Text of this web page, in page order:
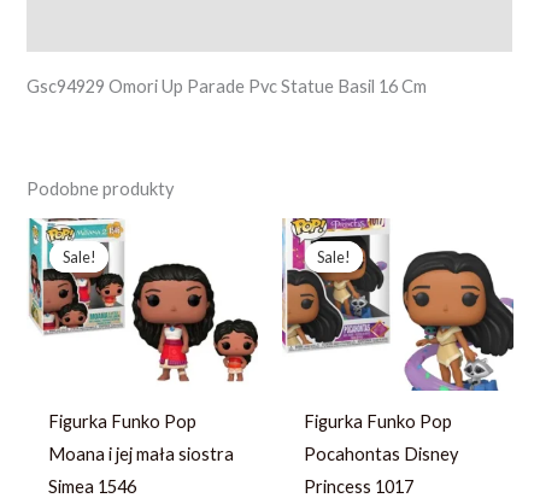
Gsc94929 Omori Up Parade Pvc Statue Basil 16 Cm
Podobne produkty
Sale!
Sale!
Figurka Funko Pop
Moana i jej mała siostra
Simea 1546
Pierwotna
cena
wynosiła:
244,13 zł.
wynosi:
187,79 zł.
Sale!
Sale!
Figurka Funko Pop
Pocahontas Disney
Princess 1017
Pierwotna
wynosiła:
247,77 zł.
cena
wynosi:
190,59 zł.